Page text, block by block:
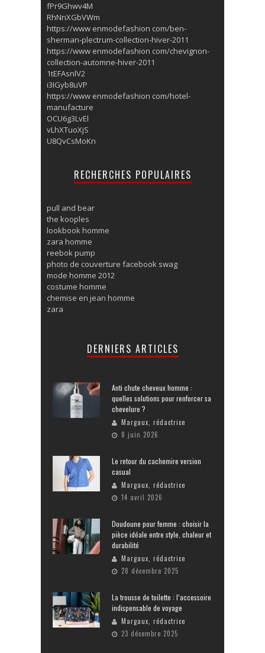
fPr9Ghwv4M
RhNnXGbVWm
https://www enmodefashion com/ben-
sherman-plectrum-collection-hiver-2011
https://www enmodefashion com/chevignon-
collection-automne-hiver-2011
1tEFAsnlV2
i3IGyb8uVP
https://www enmodefashion com/hotel-
manufacture
OCU6g3LvEl
vLhXTuoXjS
U8QvCsMoKn
RECHERCHES POPULAIRES
pull and bear
the kooples
lookbook homme
zara homme
reebok pump
photo de couverture facebook swag
mode homme 2012
costume homme
chemise en jean homme
zara
DERNIERS ARTICLES
Anti chute cheveux homme :
quelles solutions pour renforcer sa
chevelure ?
Margaux, rédactrice
8 juin 2026
Le retour du cachemire version
casual
Margaux, rédactrice
14 avril 2026
Doudoune pour femme : choisir la
pièce idéale entre style, chaleur et
durabilité
Margaux, rédactrice
28 décembre 2025
La trousse de toilette : l’accessoire
indispensable de voyage
Margaux, rédactrice
23 décembre 2025